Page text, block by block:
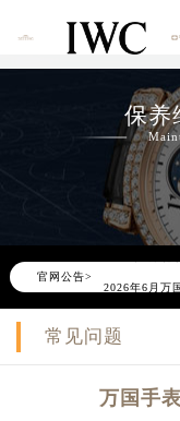
保养
官网公告>
2026年6月万
2026年6月北
常见问题
万国手